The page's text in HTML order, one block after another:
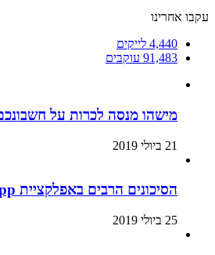
עקבו אחרינו
4,440 לייקים
91,483 עוקבים
מישהו מנסה לכרות על חשבונכם
21 ביולי 2019
הסיכונים הרבים באפלקציית FaceApp
25 ביולי 2019